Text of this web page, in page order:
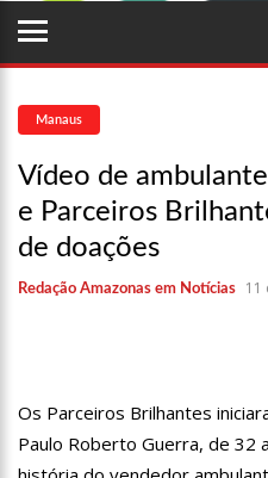
07:21
Grave explosão em
18:42 Preço médio da gasolina
17:36
Prefeitura de Manaus
10:55
Proposta de decreto
jurídica de Lula
10:07
SSP-AM vistoria
22:31 Mulher mata o próprio
09:04 BOMBA! Pastor é coagido
adesivar seu veículo com
Manaus
Vídeo de
e Parceiros
de doações
Redação Amazonas em Notícias 11
Os Parceiros Brilhantes
Paulo Roberto Guerra, de 32